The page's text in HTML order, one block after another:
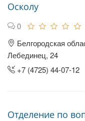
Осколу
0
Белгородская
Лебединец, 24
+7 (4725) 44-07-12
Отделение по